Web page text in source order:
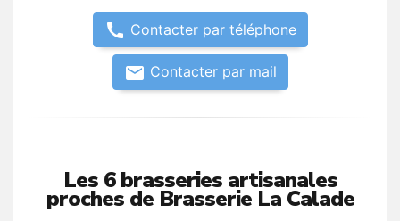
call Contacter par téléphone
email Contacter par mail
Les 6 brasseries artisanales
proches de Brasserie La Calade